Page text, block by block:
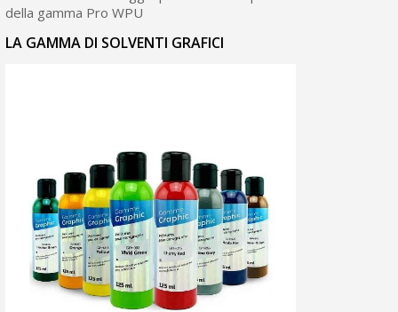
della gamma Pro WPU
LA GAMMA DI SOLVENTI GRAFICI